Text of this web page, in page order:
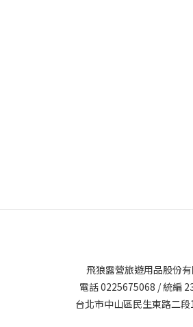
飛狼露營旅遊用品股份
電話 0225675068 / 統編
台北市中山區民生東路二